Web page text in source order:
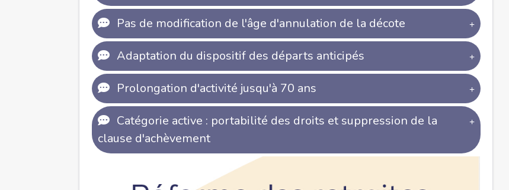
Pas de modification de l'âge d'annulation de la décote
Adaptation du dispositif des départs anticipés
Prolongation d'activité jusqu'à 70 ans
Catégorie active : portabilité des droits et suppression de la
clause d'achèvement